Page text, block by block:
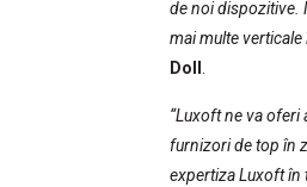
de noi dispozitive.
mai multe
Doll
“Luxoft ne va oferi
furnizori de top în
expertiza Luxoft în